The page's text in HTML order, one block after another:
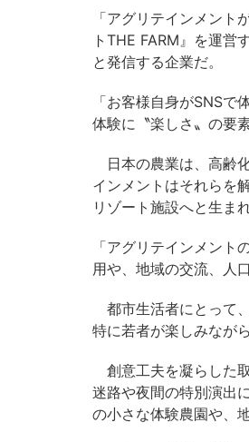
「アグリテインメン
トTHE FARM』を運営
と発信する企業だ。
「お客様自身がSNS
体験に〝楽しさ〟の要
日本の農業は、高齢
インメントはそれらを
リゾート施設へと生ま
「アグリテインメン
用や、地域の交流、人
都市生活者にとって
特に若者が楽しみなが
創意工夫を凝らした
迷路や夜間の特別演出
の小さな体験農園や、